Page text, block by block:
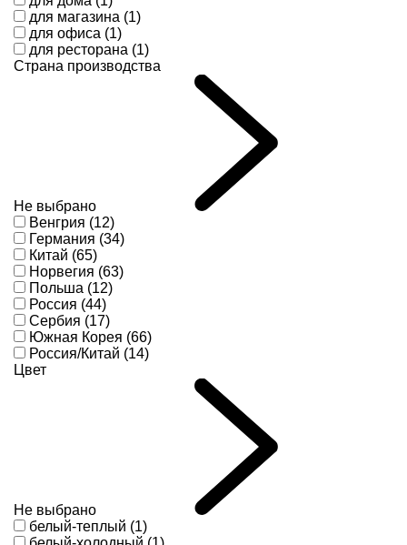
для магазина (1)
для офиса (1)
для ресторана (1)
Страна производства
Не выбрано
Венгрия (12)
Германия (34)
Китай (65)
Норвегия (63)
Польша (12)
Россия (44)
Сербия (17)
Южная Корея (66)
Россия/Китай (14)
Цвет
Не выбрано
белый-теплый (1)